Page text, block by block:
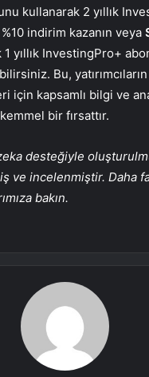
kullanarak 2 yıllık
indirim kazanın veya
yıllık InvestingPro+
Bu,
için kapsamlı bilgi ve
bir fırsattır.
desteğiyle
ve incelenmiştir. Daha
bakın.